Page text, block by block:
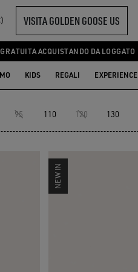
VISITA GOLDEN GOOSE US
ACQUISTANDO DA LOGGATO
KIDS REGALI EXPERIENCE
95 110 120 130
NEW IN